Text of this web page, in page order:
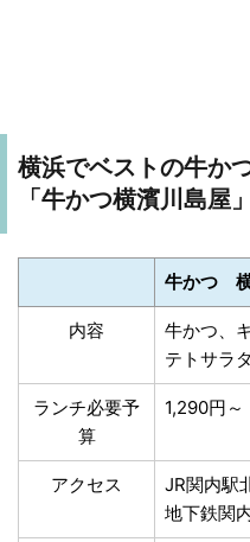
横浜でベストの牛か
「牛かつ横濱川島屋」
牛かつ
内容
牛かつ、
テトサラ
ランチ必要予
算
1,290円～
アクセス
JR関内駅
地下鉄関